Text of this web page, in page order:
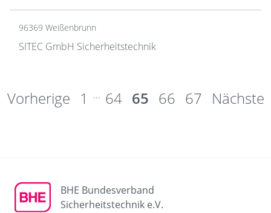
96369 Weißenbrunn
SITEC GmbH Sicherheitstechnik
Vorherige 1 ... 64 65 66 67 Nächste
BHE Bundesverband
Sicherheitstechnik e.V.